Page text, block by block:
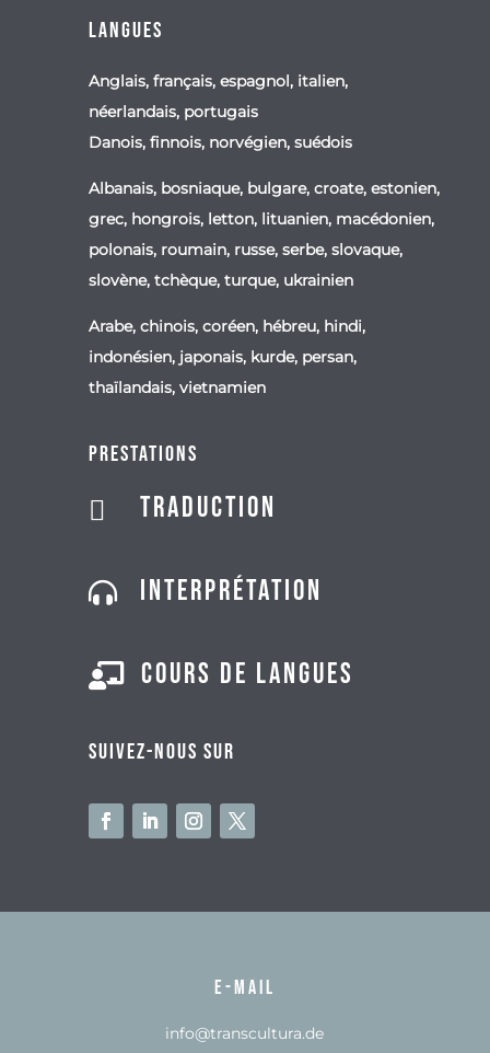
Langues
Anglais, français, espagnol, italien,
néerlandais, portugais
Danois, finnois, norvégien, suédois
Albanais, bosniaque, bulgare, croate, estonien,
grec, hongrois, letton, lituanien, macédonien,
polonais, roumain, russe, serbe, slovaque,
slovène, tchèque, turque, ukrainien
Arabe, chinois, coréen, hébreu, hindi,
indonésien, japonais, kurde, persan,
thaïlandais, vietnamien
Prestations
 Traduction
 Interprétation
 Cours de langues
Suivez-nous sur
E-mail
info@transcultura.de